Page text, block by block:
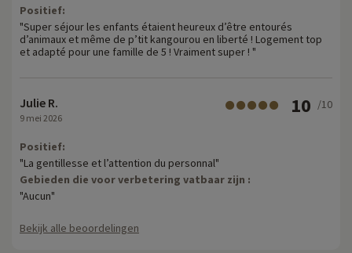
Positief:
"Super séjour les enfants étaient heureux d’être entourés
d’animaux et même de p’tit kangourou en liberté ! Logement top
et adapté pour une famille de 5 ! Vraiment super ! "
Julie R.
9 mei 2026
10 /10
Positief:
"La gentillesse et l’attention du personnal"
Gebieden die voor verbetering vatbaar zijn :
"Aucun"
Bekijk alle beoordelingen